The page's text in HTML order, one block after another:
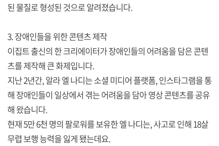
된 물질로 형성된 것으로 알려졌습니다.
3. 장애인들을 위한 콘텐츠 제작
이집트 출신의 한 크리에이터가 장애인들의 어려움을 담은 콘텐
츠를 제작해 큰 화제입니다.
지난 2년간, 알라 엘 나디는 소셜 미디어 플랫폼, 인스타그램을 통
해 장애인들이 일상에서 겪는 어려움을 담아 영상 콘텐츠를 공유
해 왔습니다.
현재 5만 6천 명의 팔로워를 보유한 엘 나디는, 사고로 인해 18살
무렵 보행 능력을 잃게 됐는데요.